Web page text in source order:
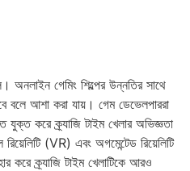
অনলাইন গেমিং শিল্পের উন্নতির সাথে
বলে আশা করা যায়। গেম ডেভেলপাররা
করে ক্র্যাজি টাইম খেলার অভিজ্ঞতা
(VR) এবং অগমেন্টেড রিয়েলিটি
ক্র্যাজি টাইম খেলাটিকে আরও